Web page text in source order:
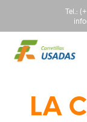
Tel.:
LA